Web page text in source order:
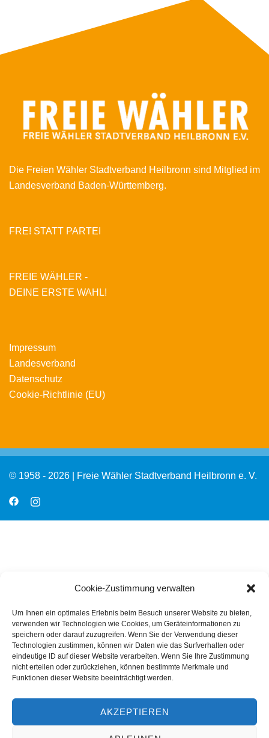
Cookie-Zustimmung verwalten
Um Ihnen ein optimales Erlebnis beim Besuch unserer Website zu bieten,
verwenden wir Technologien wie Cookies, um Geräteinformationen zu
speichern oder darauf zuzugreifen. Wenn Sie der Verwendung dieser
Technologien zustimmen, können wir Daten wie das Surfverhalten oder
eindeutige ID auf dieser Website verarbeiten. Wenn Sie Ihre Zustimmung
nicht erteilen oder zurückziehen, können bestimmte Merkmale und
Funktionen dieser Website beeinträchtigt werden.
AKZEPTIEREN
Die Freien Wähler Stadtverband Heilbronn sind Mitglied im
Landesverband Baden-Württemberg.
FRE! STATT PARTEI
FREIE WÄHLER -
DEINE ERSTE WAHL!
Impressum
Landesverband
Datenschutz
Cookie-Richtlinie (EU)
© 1958 - 2026 | Freie Wähler Stadtverband Heilbronn e. V.